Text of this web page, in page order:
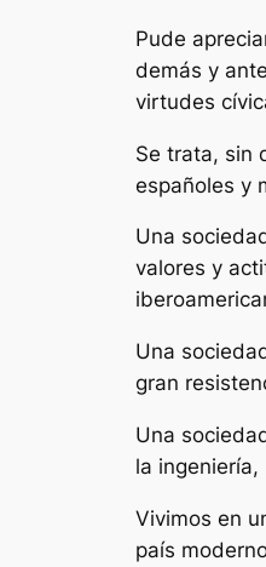
Pude
demás y
virtudes
Se trata, sin
españoles y
Una
valores y
Una
gran
Una
la
Vivimos en
país